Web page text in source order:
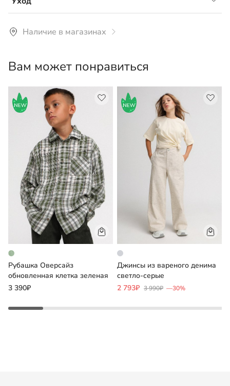
Рекомендуется ручная или деликатная машинная
стирка средствами для белого белья при
виде.
Наличие в магазинах
Вам может понравиться
Рубашка Оверсайз
обновленная клетка зеленая
3 390₽
Джинсы из вареного денима
светло-серые
2 793₽ 3 990₽ —30%